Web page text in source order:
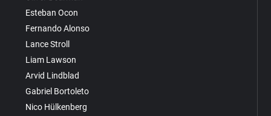
Esteban Ocon
Fernando Alonso
Lance Stroll
Liam Lawson
Arvid Lindblad
Gabriel Bortoleto
Nico Hülkenberg